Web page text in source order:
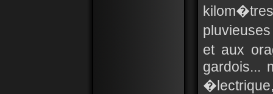
et aux
gardois...